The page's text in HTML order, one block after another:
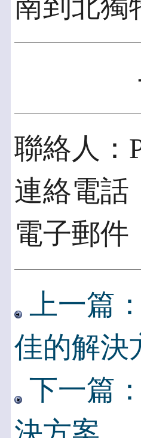
南到北獨
聯絡人：
連絡電話
電子郵件
上一篇
佳的解決
下一篇